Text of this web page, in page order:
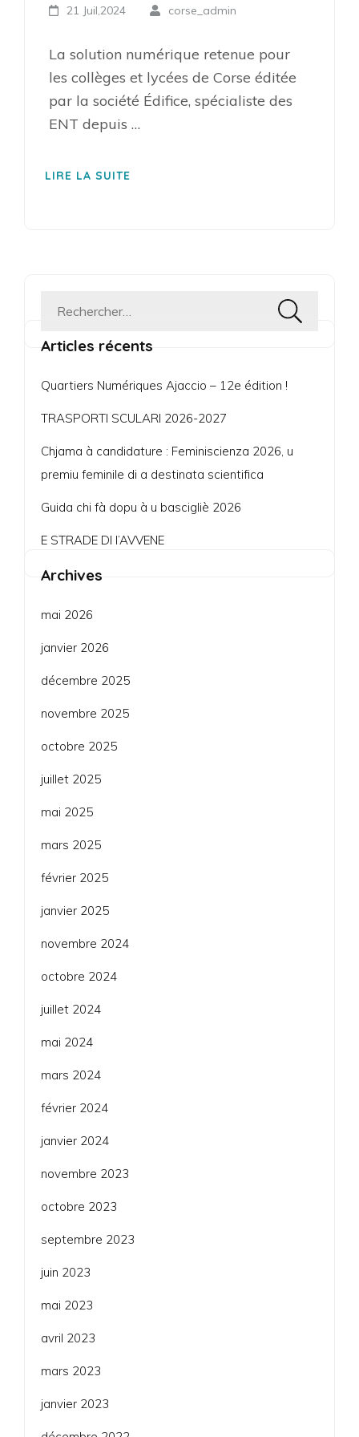
21 Juil,2024 corse_admin
La solution numérique retenue pour
les collèges et lycées de Corse éditée
par la société Édifice, spécialiste des
ENT depuis …
LIRE LA SUITE
Rechercher :
Articles récents
Quartiers Numériques Ajaccio – 12e édition !
TRASPORTI SCULARI 2026-2027
Chjama à candidature : Feminiscienza 2026, u
premiu feminile di a destinata scientifica
Guida chi fà dopu à u bascigliè 2026
E STRADE DI l’AVVENE
Archives
mai 2026
janvier 2026
décembre 2025
novembre 2025
octobre 2025
juillet 2025
mai 2025
mars 2025
février 2025
janvier 2025
novembre 2024
octobre 2024
juillet 2024
mai 2024
mars 2024
février 2024
janvier 2024
novembre 2023
octobre 2023
septembre 2023
juin 2023
mai 2023
avril 2023
mars 2023
janvier 2023